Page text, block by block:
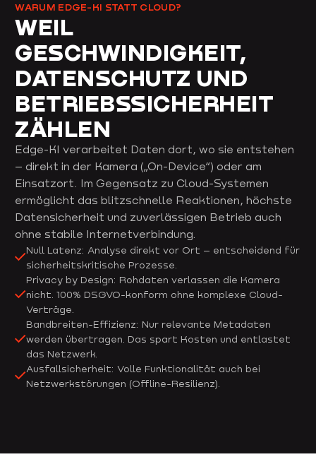
WARUM EDGE-KI STATT CLOUD?
WEIL
GESCHWINDIGKEIT,
DATENSCHUTZ UND
BETRIEBSSICHERHEIT
ZÄHLEN
Edge-KI verarbeitet Daten dort, wo sie entstehen
– direkt in der Kamera („On-Device“) oder am
Einsatzort. Im Gegensatz zu Cloud-Systemen
ermöglicht das blitzschnelle Reaktionen, höchste
Datensicherheit und zuverlässigen Betrieb auch
ohne stabile Internetverbindung.
Null Latenz: Analyse direkt vor Ort – entscheidend für
sicherheitskritische Prozesse.
Privacy by Design: Rohdaten verlassen die Kamera
nicht. 100% DSGVO-konform ohne komplexe Cloud-
Verträge.
Bandbreiten-Effizienz: Nur relevante Metadaten
werden übertragen. Das spart Kosten und entlastet
das Netzwerk.
Ausfallsicherheit: Volle Funktionalität auch bei
Netzwerkstörungen (Offline-Resilienz).